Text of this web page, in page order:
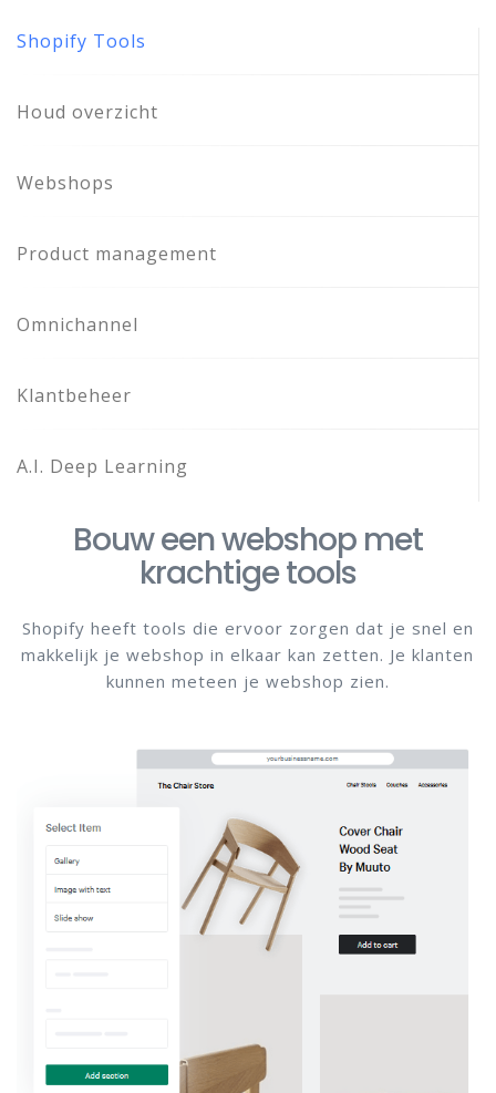
Shopify Tools
Houd overzicht
Webshops
Product management
Omnichannel
Klantbeheer
A.I. Deep Learning
Bouw een webshop met
krachtige tools
Shopify heeft tools die ervoor zorgen dat je snel en
makkelijk je webshop in elkaar kan zetten. Je klanten
kunnen meteen je webshop zien.